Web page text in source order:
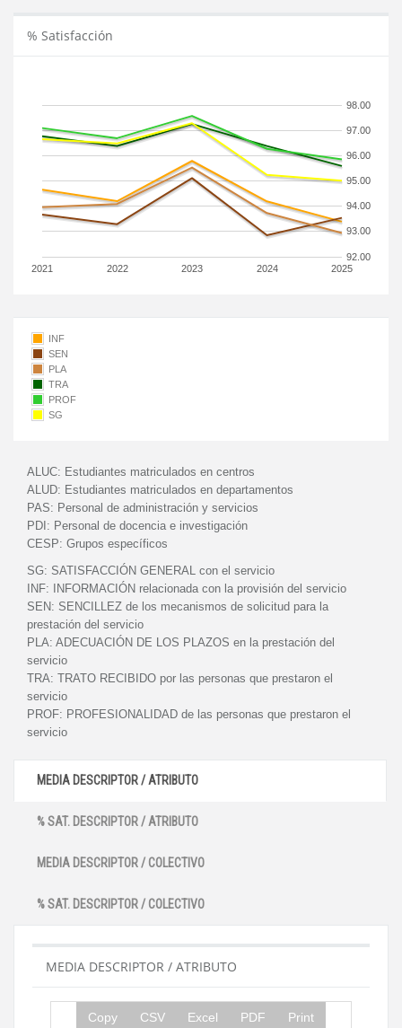
% Satisfacción
2021 2022 2023 2024 2025
92.00
93.00
94.00
95.00
96.00
97.00
98.00
INF
SEN
PLA
TRA
PROF
SG
ALUC: Estudiantes matriculados en centros
ALUD: Estudiantes matriculados en departamentos
PAS: Personal de administración y servicios
PDI: Personal de docencia e investigación
CESP: Grupos específicos
SG: SATISFACCIÓN GENERAL con el servicio
INF:
INFORMACIÓN relacionada con la provisión del servicio
SEN: SENCILLEZ de los mecanismos de solicitud para la
prestación del servicio
PLA: ADECUACIÓN DE LOS PLAZOS en la prestación del
servicio
TRA: TRATO RECIBIDO por las personas que prestaron el
servicio
PROF: PROFESIONALIDAD de las personas que prestaron el
servicio
MEDIA DESCRIPTOR / ATRIBUTO
% SAT. DESCRIPTOR / ATRIBUTO
MEDIA DESCRIPTOR / COLECTIVO
% SAT. DESCRIPTOR / COLECTIVO
MEDIA DESCRIPTOR / ATRIBUTO
Copy CSV Excel PDF Print